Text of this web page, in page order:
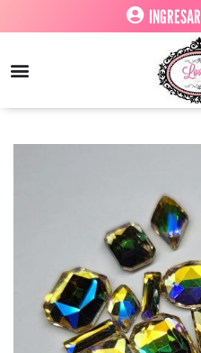
INGRESAR